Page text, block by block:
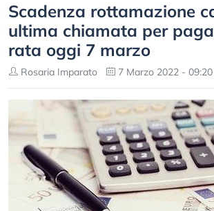
Scadenza rottamazione
ultima chiamata per
rata oggi 7 marzo
Rosaria Imparato 7 Marzo 2022 - 09:20